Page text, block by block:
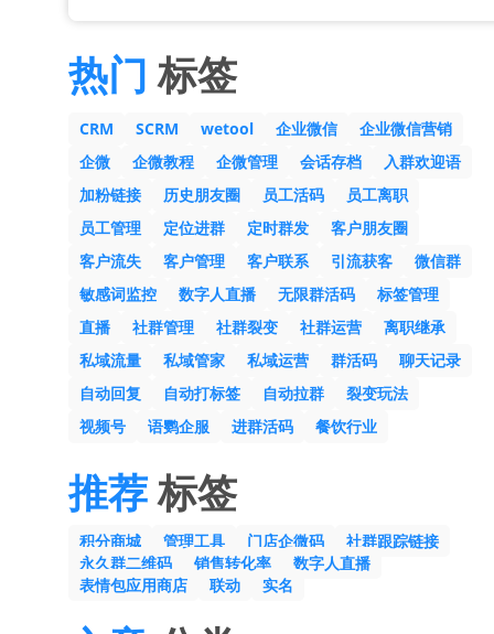
热门 标签
CRM SCRM wetool 企业微信
企业微信营销
企微
企微教程 企微管理 会话存档
入群欢迎语
加粉链接
历史朋友圈 员工活码
员工离职
员工管理
定位进群 定时群发
客户朋友圈
客户流失
客户管理 客户联系 引流获客
微信群
敏感词监控
数字人直播 无限群活码
标签管理
直播
社群管理 社群裂变 社群运营
离职继承
私域流量
私域管家 私域运营 群活码
聊天记录
自动回复
自动打标签 自动拉群
裂变玩法
视频号
语鹦企服 进群活码 餐饮行业
推荐标签
积分商城 管理工具 门店企微码
社群跟踪链接
永久群二维码
销售转化率
数字人直播
表情包应用商店
联动 实名